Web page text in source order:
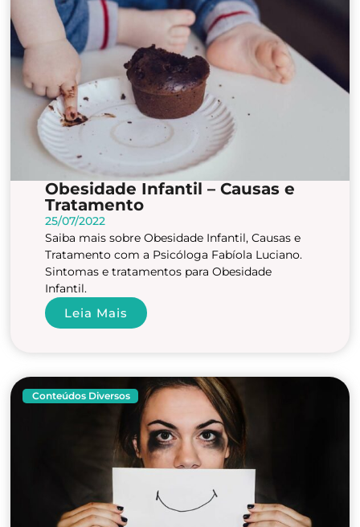
Obesidade Infantil – Causas e
Tratamento
25/07/2022
Saiba mais sobre Obesidade Infantil, Causas e
Tratamento com a Psicóloga Fabíola Luciano.
Sintomas e tratamentos para Obesidade
Infantil.
Leia Mais
Conteúdos Diversos